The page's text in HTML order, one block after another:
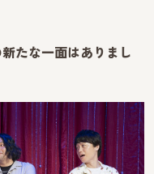
たな一面はありまし